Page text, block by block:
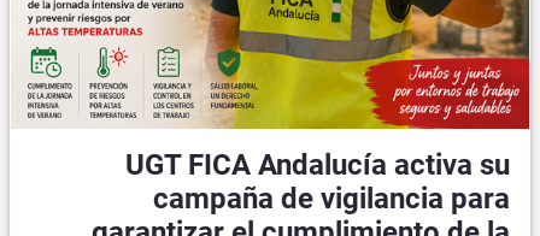
UGT FICA Andalucía activa su
campaña de vigilancia para